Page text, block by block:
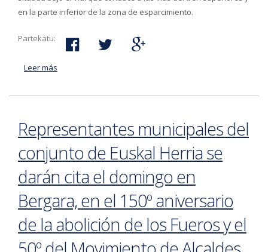
en la parte inferior de la zona de esparcimiento.
Partekatu:
Leer más
Representantes municipales del
conjunto de Euskal Herria se
darán cita el domingo en
Bergara, en el 150º aniversario
de la abolición de los Fueros y el